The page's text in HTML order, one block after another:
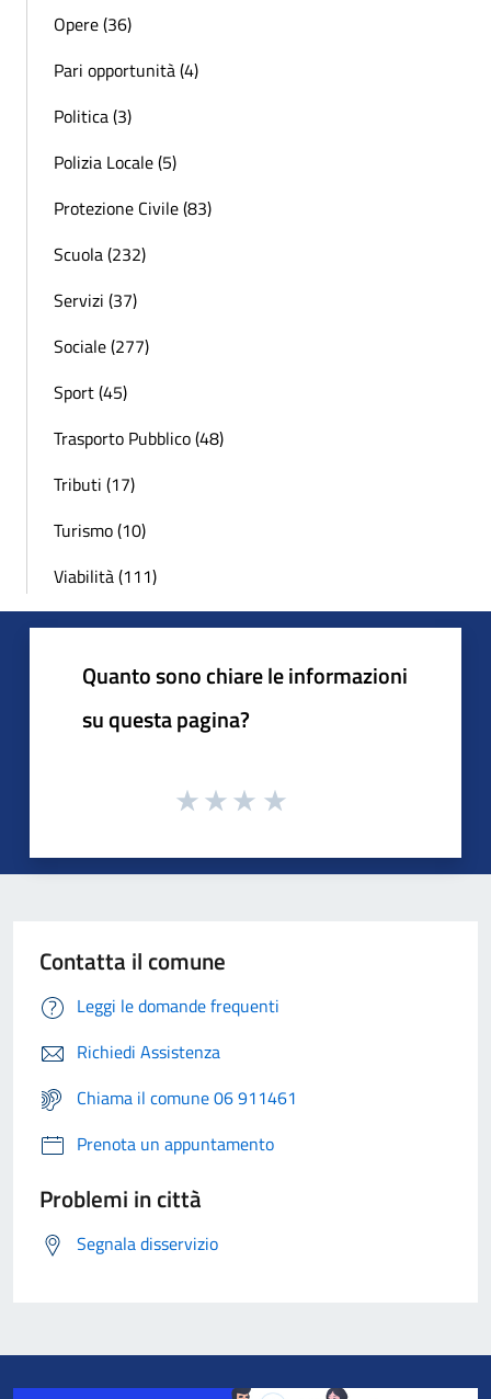
Opere (36)
Pari opportunità (4)
Politica (3)
Polizia Locale (5)
Protezione Civile (83)
Scuola (232)
Servizi (37)
Sociale (277)
Sport (45)
Trasporto Pubblico (48)
Tributi (17)
Turismo (10)
Viabilità (111)
Quanto sono chiare le informazioni
su questa pagina?
Contatta il comune
Leggi le domande frequenti
Richiedi Assistenza
Chiama il comune 06 911461
Prenota un appuntamento
Problemi in città
Segnala disservizio